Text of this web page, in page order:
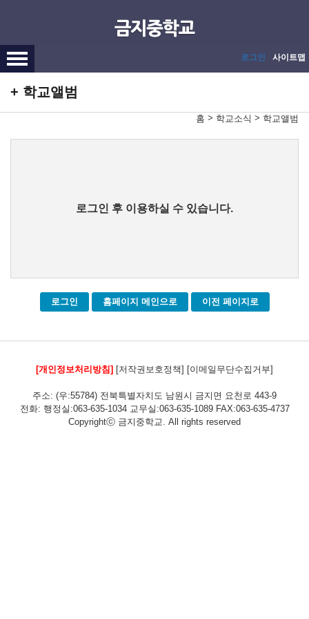
로그인 사이트맵
학교앨범
홈 > 학교소식 > 학교앨범
로그인 후 이용하실 수 있습니다.
로그인 홈페이지 메인으로 이전 페이지로
[개인정보처리방침] [저작권보호정책] [이메일무단수집거부]
주소: (우:55784) 전북특별자치도 남원시 금지면 요천로 443-9
전화: 행정실:063-635-1034 교무실:063-635-1089 FAX:063-635-4737
Copyrightⓒ 금지중학교. All rights reserved